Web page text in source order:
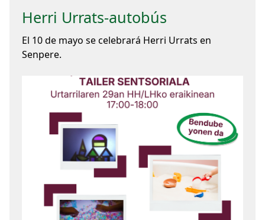
Herri Urrats-autobús
El 10 de mayo se celebrará Herri Urrats en
Senpere.